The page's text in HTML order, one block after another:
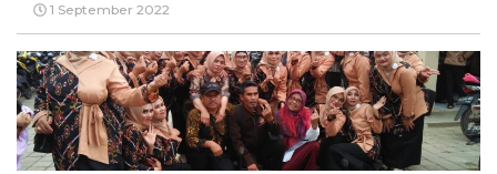
1 September 2022